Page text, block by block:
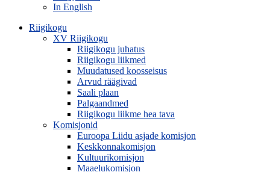
In English
Riigikogu
XV Riigikogu
Riigikogu juhatus
Riigikogu liikmed
Muudatused koosseisus
Arvud räägivad
Saali plaan
Palgaandmed
Riigikogu liikme hea tava
Komisjonid
Euroopa Liidu asjade komisjon
Keskkonnakomisjon
Kultuurikomisjon
Maaelukomisjon